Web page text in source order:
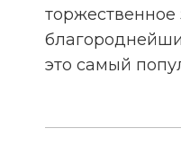
это самый